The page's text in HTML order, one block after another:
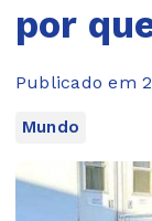
por
Publicado em
Mundo